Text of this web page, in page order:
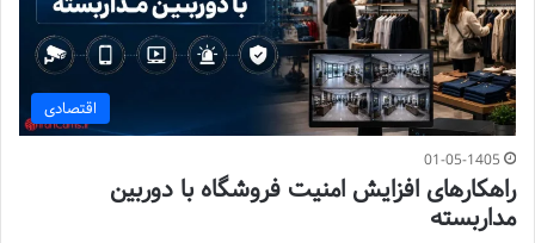
اقتصادی
01-05-1405
راهکارهای افزایش امنیت فروشگاه با دوربین
مداربسته